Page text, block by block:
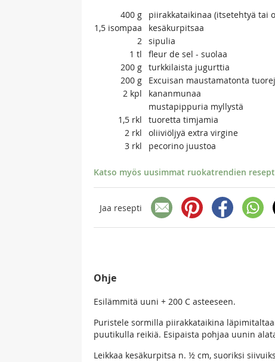
400 g
piirakkataikinaa (itsetehtyä tai
1,5 isompaa
kesäkurpitsaa
2 sipulia
1 tl
fleur de sel - suolaa
200 g turkkilaista jugurttia
200 g
Excuisan maustamatonta
2 kpl
kananmunaa
mustapippuria myllystä
1,5 rkl
tuoretta timjamia
2 rkl
oliiviöljyä extra virgine
3 rkl pecorino juustoa
Katso myös uusimmat ruokatrendien
Jaa resepti
Ohje
Esilämmitä uuni + 200 C asteeseen.
Puristele sormilla piirakkataikina
puutikulla reikiä. Esipaista pohjaa uunin
Leikkaa kesäkurpitsa n. ½ cm, suoriksi